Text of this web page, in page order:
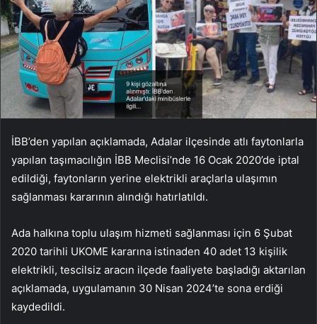
İBB’den yapılan açıklamada, Adalar ilçesinde atlı faytonlarla
yapılan taşımacılığın İBB Meclisi’nde 16 Ocak 2020’de iptal
edildiği, faytonların yerine elektrikli araçlarla ulaşımın
sağlanması kararının alındığı hatırlatıldı.
Ada halkına toplu ulaşım hizmeti sağlanması için 6 Şubat
2020 tarihli UKOME kararına istinaden 40 adet 13 kişilik
elektrikli, tescilsiz aracın ilçede faaliyete başladığı aktarılan
açıklamada, uygulamanın 30 Nisan 2024’te sona erdiği
kaydedildi.